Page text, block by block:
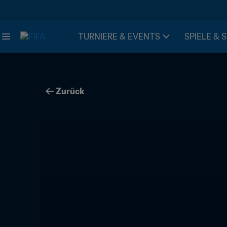
TURNIERE & EVENTS SPIELE &
Zurück